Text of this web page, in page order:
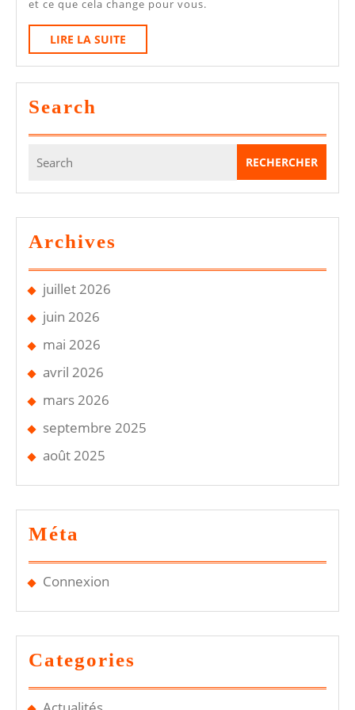
:
Quel
?
et ce que cela change pour vous.
LIRE LA SUITE
LA
SUITE
Search
for:
Archives
juillet 2026
juin 2026
mai 2026
avril 2026
mars 2026
septembre 2025
août 2025
Méta
Connexion
Categories